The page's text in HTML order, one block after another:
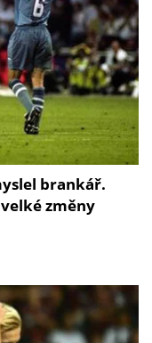
brankář.
změny